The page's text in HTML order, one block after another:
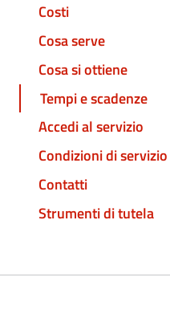
Costi
Cosa serve
Cosa si ottiene
Tempi e scadenze
Accedi al servizio
Condizioni di servizio
Contatti
Strumenti di tutela